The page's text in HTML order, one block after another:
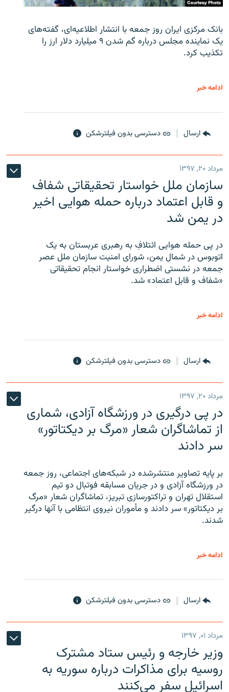
بانک مرکزی ایران روز جمعه با انتشار اطلاعیه‌ای، گفته‌های
یک نماینده مجلس درباره گم شدن ۹ میلیارد دلار ارز را
تکذیب کرد.
ادامه خبر
ارسال دسترسی بدون فیلترشکن
مرداد ۲۰, ۱۳۹۷
سازمان ملل خواستار تحقیقاتی شفاف
و قابل اعتماد درباره حمله هوایی اخیر
در یمن شد
در پی حمله هوایی ائتلافِ به رهبری عربستان به یک
اتوبوس در شمال یمن، شورای امنیت سازمان ملل عصر
جمعه در نشستی اضطراری خواستار انجام تحقیقاتی
«شفاف و قابل اعتماد» شد.
ادامه خبر
ارسال دسترسی بدون فیلترشکن
مرداد ۲۰, ۱۳۹۷
در پی درگیری در ورزشگاه آزادی، شماری
از تماشاگران شعار «مرگ بر دیکتاتور»
سر دادند
بر پایه تصاویر منتشرشده در شبکه‌های اجتماعی، روز جمعه
در ورزشگاه آزادی و در جریان مسابقه فوتبال دو تیم
استقلال تهران و تراکتورسازی تبریز، تماشاگران شعار «مرگ
بر دیکتاتور» سر دادند و مأموران نیروی انتظامی با آنها درگیر
شدند.
ادامه خبر
ارسال دسترسی بدون فیلترشکن
مرداد ۰۱, ۱۳۹۷
وزیر خارجه و رئیس‌ ستاد مشترک
روسیه برای مذاکرات درباره سوریه به
اسرائیل سفر می‌کنند